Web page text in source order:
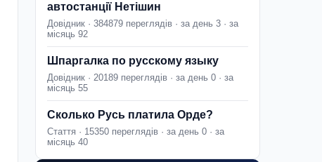
автостанції Нетішин
Довідник · 384879 переглядів · за день 3 · за
місяць 92
Шпаргалка по русскому языку
Довідник · 20189 переглядів · за день 0 · за
місяць 55
Сколько Русь платила Орде?
Стаття · 15350 переглядів · за день 0 · за
місяць 40